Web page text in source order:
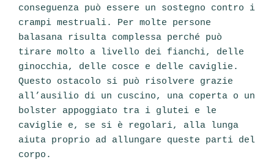
conseguenza può essere un sostegno contro i
crampi mestruali. Per molte persone
balasana risulta complessa perché può
tirare molto a livello dei fianchi, delle
ginocchia, delle cosce e delle caviglie.
Questo ostacolo si può risolvere grazie
all’ausilio di un cuscino, una coperta o un
bolster appoggiato tra i glutei e le
caviglie e, se si è regolari, alla lunga
aiuta proprio ad allungare queste parti del
corpo.